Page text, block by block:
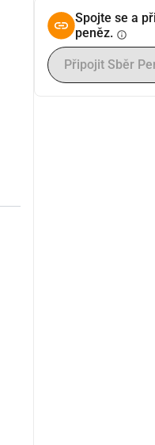
Spojte se a
peněz. info
Připojit Sběr